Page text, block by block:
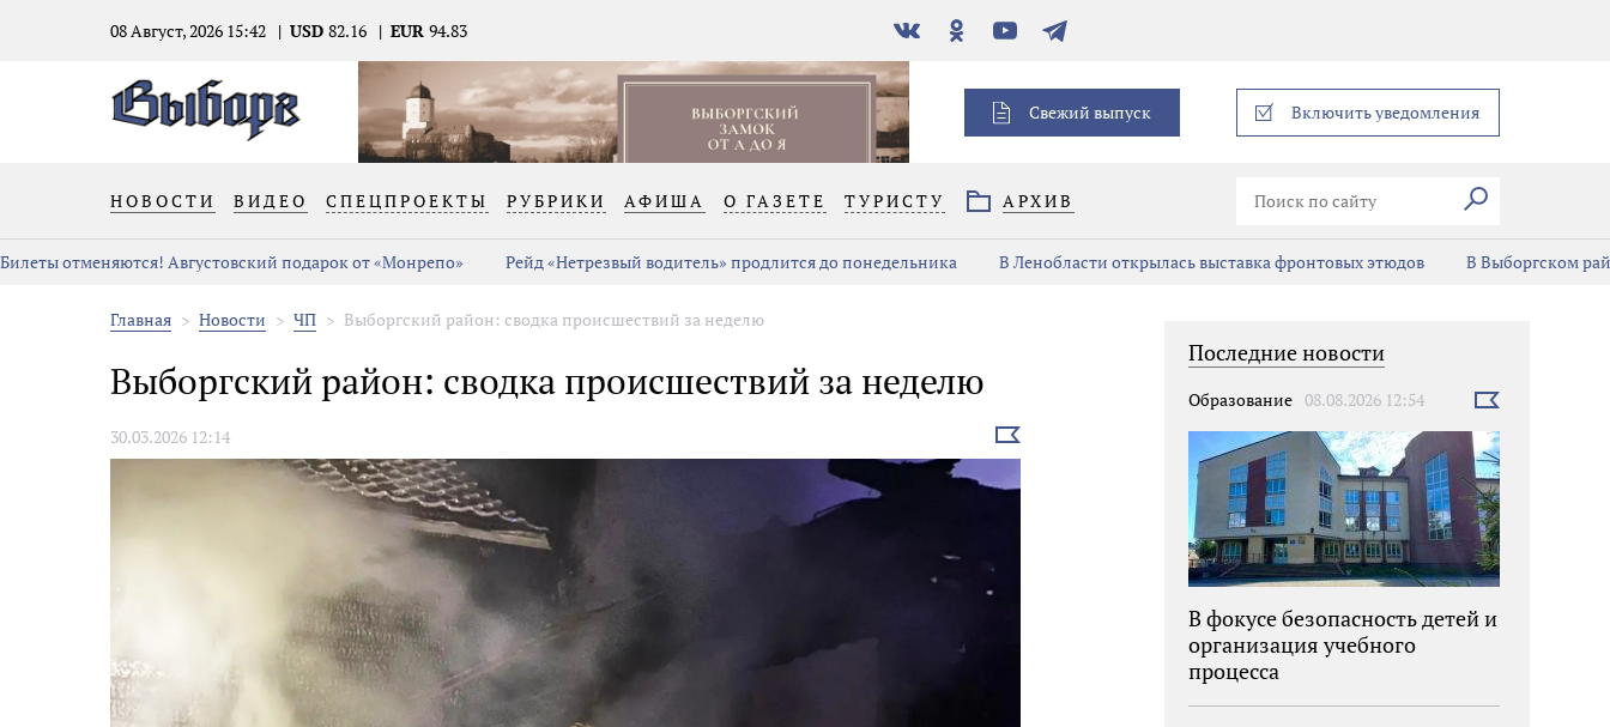
08 Август, 2026 15:42 USD 82.16 EUR 94.83
В
контакте
Одноклассники
YouTubeТелеграм
Свежий выпуск Включить уведомления
НОВОСТИ ВИДЕО СПЕЦПРОЕКТЫ РУБРИКИ АФИША О ГАЗЕТЕ ТУРИСТУ АРХИВ Искать
Билеты отменяются! Августовский подарок от «Монрепо» Рейд «Нетрезвый водитель» продлится до понедельника В Ленобласти открылась выставка фронтовых этюдов В Выборгском
Главная Новости ЧП Выборгский район: сводка происшествий за неделю
Выборгский район: сводка происшествий за неделю
30.03.2026 12:14
Выбрать
новость
Последние новости
Образование 08.08.2026 12:54
Выбрать
В фокусе безопасность детей и
организация учебного
процесса